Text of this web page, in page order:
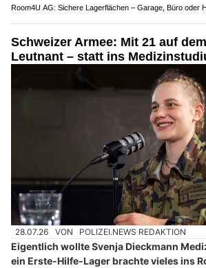
Room4U AG: Sichere Lagerflächen – Garage, Büro oder
Schweizer Armee: Mit 21 auf
Leutnant – statt ins
28.07.26 VON POLIZEI.NEWS REDAKTION
Eigentlich wollte Svenja Dieckmann
ein Erste-Hilfe-Lager brachte vieles ins